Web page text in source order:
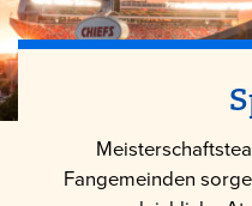
Fangemeinden